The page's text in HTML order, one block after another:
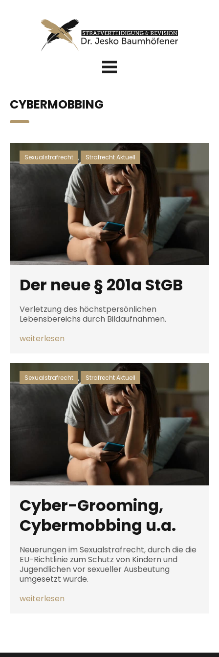
CYBERMOBBING
Der neue § 201a StGB
Verletzung des höchstpersönlichen
Lebensbereichs durch Bildaufnahmen.
weiterlesen
Sexualstrafrecht , Strafrecht Aktuell
Cyber-Grooming,
Cybermobbing u.a.
Neuerungen im Sexualstrafrecht, durch die die
EU-Richtlinie zum Schutz von Kindern und
Jugendlichen vor sexueller Ausbeutung
umgesetzt wurde.
weiterlesen
Sexualstrafrecht , Strafrecht Aktuell